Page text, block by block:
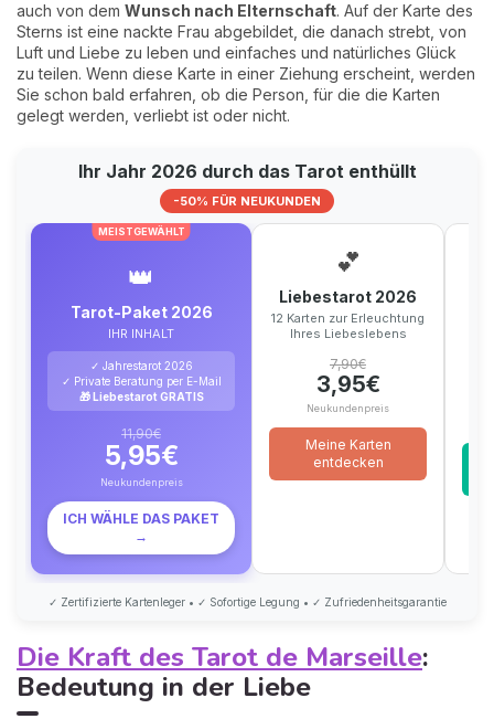
auch von dem Wunsch nach Elternschaft. Auf der Karte des
Sterns ist eine nackte Frau abgebildet, die danach strebt, von
Luft und Liebe zu leben und einfaches und natürliches Glück
zu teilen. Wenn diese Karte in einer Ziehung erscheint, werden
Sie schon bald erfahren, ob die Person, für die die Karten
gelegt werden, verliebt ist oder nicht.
Ihr Jahr 2026 durch das Tarot enthüllt
-50% FÜR NEUKUNDEN
MEISTGEWÄHLT
👑
Tarot-Paket 2026
IHR INHALT
✓ Jahrestarot 2026
✓ Private Beratung per E-Mail
🎁 Liebestarot GRATIS
11,90€
5,95€
Neukundenpreis
ICH WÄHLE DAS PAKET
→
💕
Liebestarot 2026
12 Karten zur Erleuchtung
Ihres Liebeslebens
7,90€
3,95€
Neukundenpreis
Meine Karten
entdecken
✓ Zertifizierte Kartenleger • ✓ Sofortige Legung • ✓ Zufriedenheitsgarantie
Die Kraft des Tarot de Marseille:
Bedeutung in der Liebe